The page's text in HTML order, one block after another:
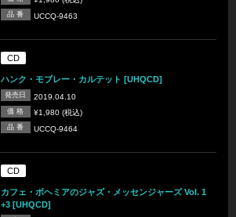
品 番 UCCQ-9463
CD
ハンク・モブレー・カルテット [UHQCD]
発売日 2019.04.10
価 格 ¥1,980 (税込)
品 番 UCCQ-9464
CD
カフェ・ボヘミアのジャズ・メッセンジャーズ Vol. 1
+3 [UHQCD]